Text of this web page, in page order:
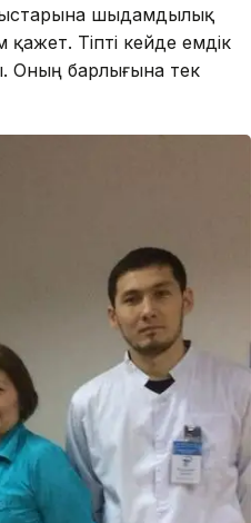
шыдамдылық
қажет. Тіпті кейде емдік
Оның барлығына тек